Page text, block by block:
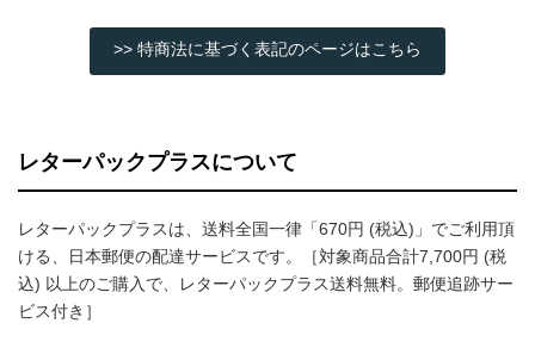
>> 特商法に基づく表記のページはこちら
レターパックプラスについて
レターパックプラスは、送料全国一律「670円 (税込)」でご利用頂
ける、日本郵便の配達サービスです。［対象商品合計7,700円 (税
込) 以上のご購入で、レターパックプラス送料無料。郵便追跡サー
ビス付き］